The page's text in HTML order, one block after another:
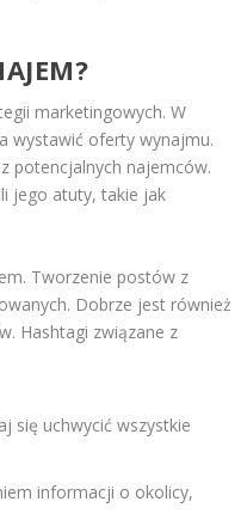
marketingowych. W
wystawić oferty wynajmu.
potencjalnych najemców.
jego atuty, takie jak
Tworzenie postów z
Dobrze jest również
Hashtagi związane z
się uchwycić wszystkie
informacji o okolicy,